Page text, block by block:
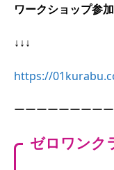
ワークショップ参
↓↓↓
https://
ーーーーーーーー
ゼロワンク